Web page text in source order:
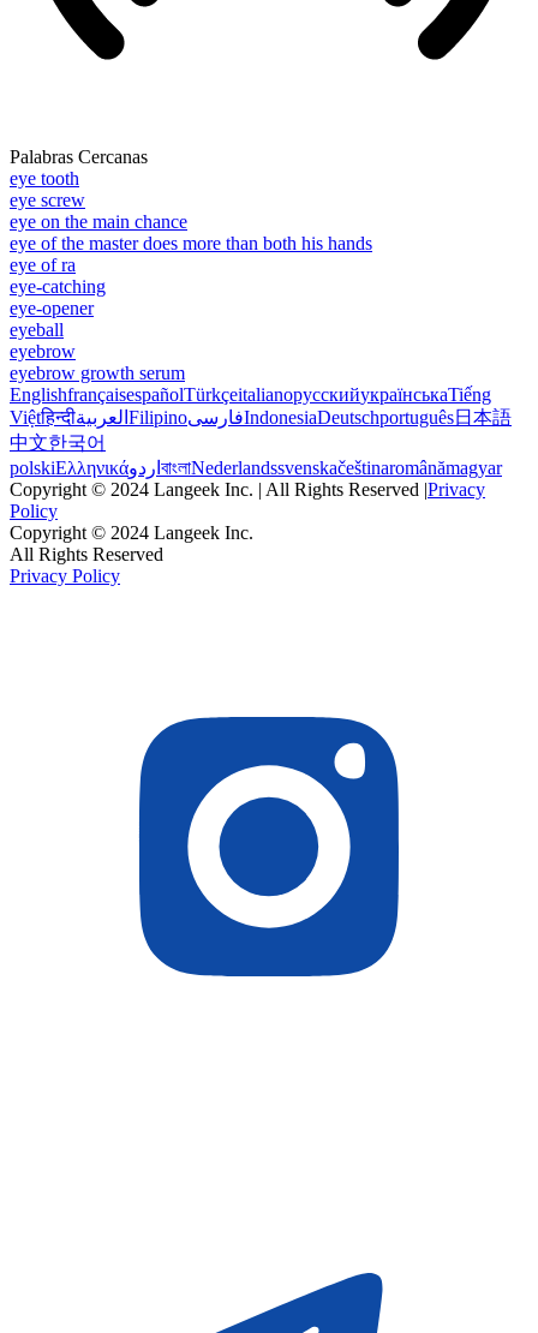
Palabras Cercanas
eye tooth
eye screw
eye on the main chance
eye of the master does more than both his hands
eye of ra
eye-catching
eye-opener
eyeball
eyebrow
eyebrow growth serum
EnglishfrançaisespañolTürkçeitalianoрусскийукраїнськаTiếng
Việtहिन्दीالعربية FilipinoفارسیIndonesiaDeutschportuguês日本語
中文한국어
polskiΕλληνικάاردو বাংলাNederlandssvenskačeštinaromânămagyar
Copyright © 2024 Langeek Inc. | All Rights Reserved |Privacy
Policy
Copyright © 2024 Langeek Inc.
All Rights Reserved
Privacy Policy